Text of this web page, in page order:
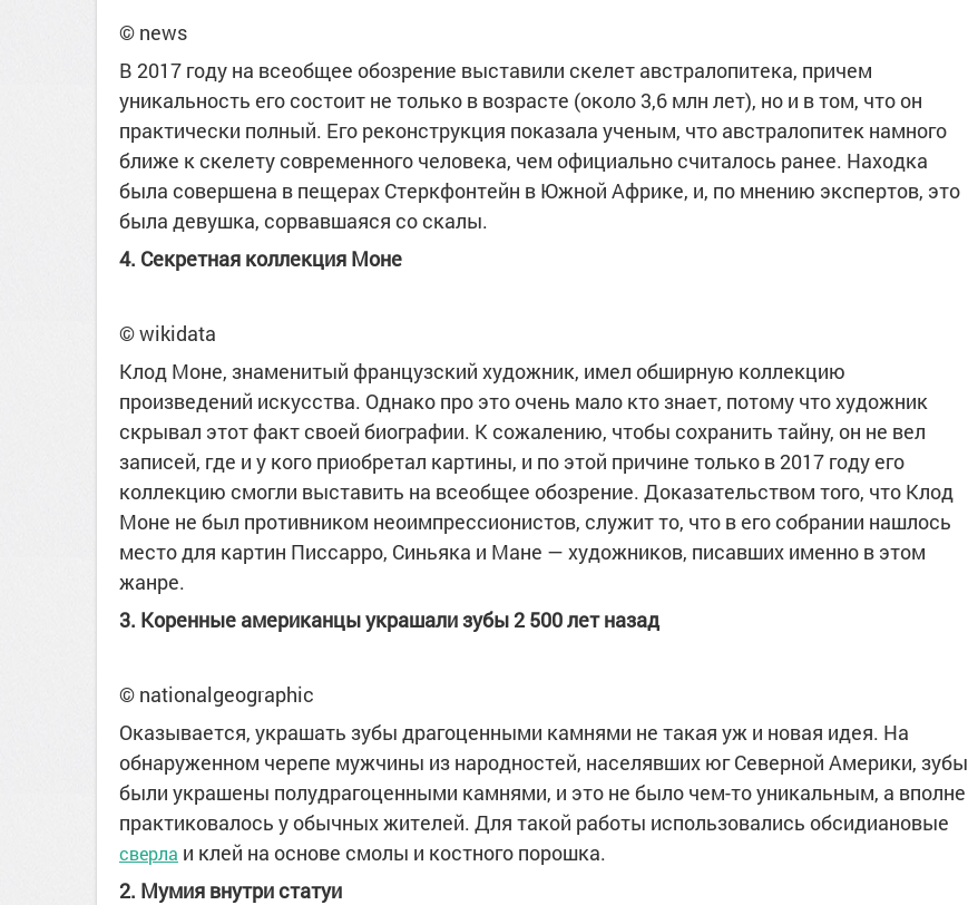
© news
В 2017 году на всеобщее обозрение выставили скелет австралопитека, причем
уникальность его состоит не только в возрасте (около 3,6 млн лет), но и в том, что он
практически полный. Его реконструкция показала ученым, что австралопитек намного
ближе к скелету современного человека, чем официально считалось ранее. Находка
была совершена в пещерах Стеркфонтейн в Южной Африке, и, по мнению экспертов, это
была девушка, сорвавшаяся со скалы.
4. Секретная коллекция Моне
© wikidata
Клод Моне, знаменитый французский художник, имел обширную коллекцию
произведений искусства. Однако про это очень мало кто знает, потому что художник
скрывал этот факт своей биографии. К сожалению, чтобы сохранить тайну, он не вел
записей, где и у кого приобретал картины, и по этой причине только в 2017 году его
коллекцию смогли выставить на всеобщее обозрение. Доказательством того, что Клод
Моне не был противником неоимпрессионистов, служит то, что в его собрании нашлось
место для картин Писсарро, Синьяка и Мане — художников, писавших именно в этом
жанре.
3. Коренные американцы украшали зубы 2 500 лет назад
© nationalgeographic
Оказывается, украшать зубы драгоценными камнями не такая уж и новая идея. На
обнаруженном черепе мужчины из народностей, населявших юг Северной Америки, зубы
были украшены полудрагоценными камнями, и это не было чем-то уникальным, а вполне
практиковалось у обычных жителей. Для такой работы использовались обсидиановые
сверла и клей на основе смолы и костного порошка.
2. Мумия внутри статуи